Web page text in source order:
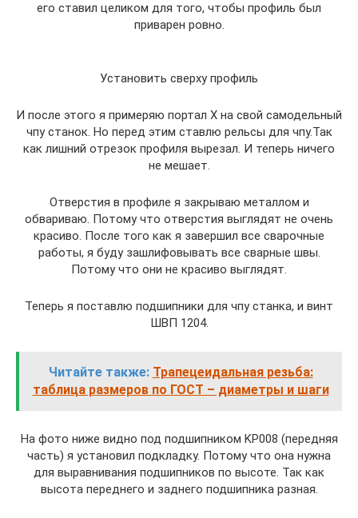
его ставил целиком для того, чтобы профиль был
приварен ровно.
Установить сверху профиль
И после этого я примеряю портал Х на свой самодельный
чпу станок. Но перед этим ставлю рельсы для чпу.Так
как лишний отрезок профиля вырезал. И теперь ничего
не мешает.
Отверстия в профиле я закрываю металлом и
обвариваю. Потому что отверстия выглядят не очень
красиво. После того как я завершил все сварочные
работы, я буду зашлифовывать все сварные швы.
Потому что они не красиво выглядят.
Теперь я поставлю подшипники для чпу станка, и винт
ШВП 1204.
Читайте также: Трапецеидальная резьба:
таблица размеров по ГОСТ – диаметры и шаги
На фото ниже видно под подшипником KP008 (передняя
часть) я установил подкладку. Потому что она нужна
для выравнивания подшипников по высоте. Так как
высота переднего и заднего подшипника разная.